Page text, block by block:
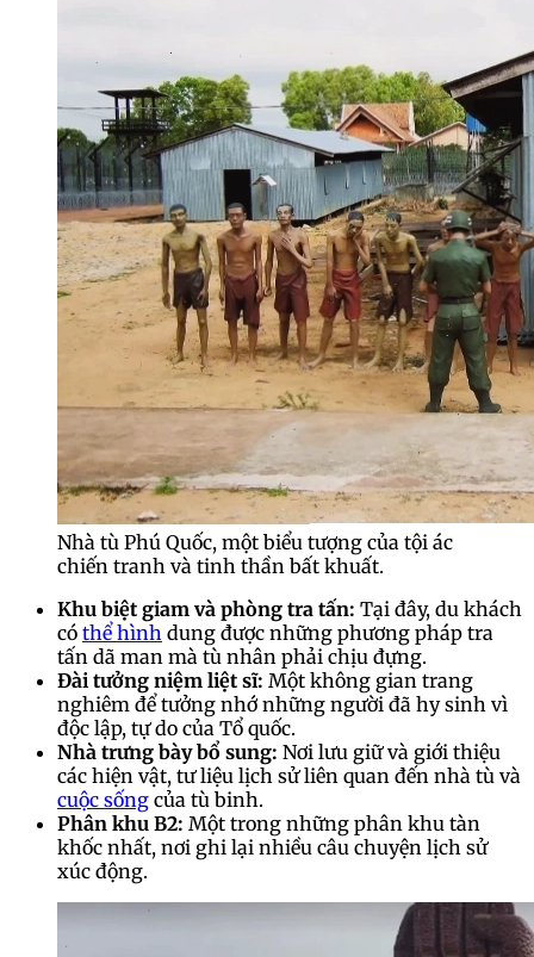
Nhà tù Phú Quốc, một biểu tượng của tội ác
chiến tranh và tinh thần bất khuất.
Khu biệt giam và phòng tra tấn: Tại đây, du khách
có thể hình dung được những phương pháp tra
tấn dã man mà tù nhân phải chịu đựng.
Đài tưởng niệm liệt sĩ: Một không gian trang
nghiêm để tưởng nhớ những người đã hy sinh vì
độc lập, tự do của Tổ quốc.
Nhà trưng bày bổ sung: Nơi lưu giữ và giới thiệu
các hiện vật, tư liệu lịch sử liên quan đến nhà tù và
cuộc sống của tù binh.
Phân khu B2: Một trong những phân khu tàn
khốc nhất, nơi ghi lại nhiều câu chuyện lịch sử
xúc động.